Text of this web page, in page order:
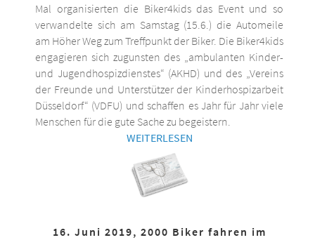
Mal organisierten die Biker4kids das Event und so
verwandelte sich am Samstag (15.6.) die Automeile
am Höher Weg zum Treffpunkt der Biker. Die Biker4kids
engagieren sich zugunsten des „ambulanten Kinder-
und Jugendhospizdienstes“ (AKHD) und des „Vereins
der Freunde und Unterstützer der Kinderhospizarbeit
Düsseldorf“ (VDFU) und schaffen es Jahr für Jahr viele
Menschen für die gute Sache zu begeistern.
WEITERLESEN
16. Juni 2019, 2000 Biker fahren im